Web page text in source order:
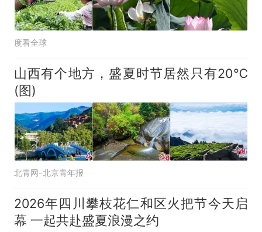
度看全球
山西有个地方，盛夏时节居然只有20℃
(图)
北青网-北京青年报
2026年四川攀枝花仁和区火把节今天启
幕 一起共赴盛夏浪漫之约